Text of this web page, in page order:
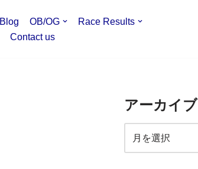
Blog OB/OG
Race Results
Contact us
アーカイブ